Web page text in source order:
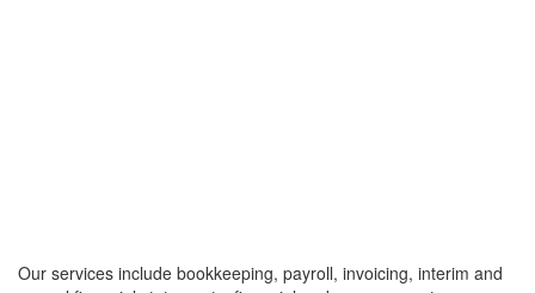
Our services include bookkeeping, payroll, invoicing, interim and